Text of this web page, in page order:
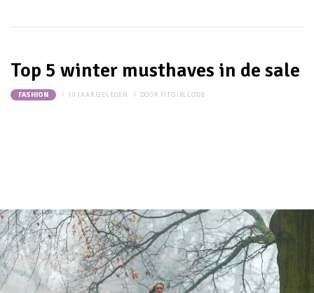
Top 5 winter musthaves in de sale
FASHION 10 JAAR GELEDEN DOOR FITGIRLCODE